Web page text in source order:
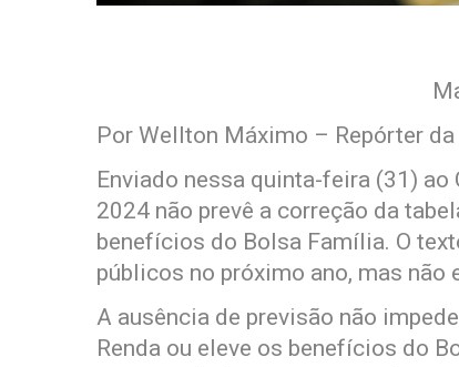
Por Wellton Máximo – Repórter
Enviado nessa quinta-feira (31)
2024 não prevê a correção da
benefícios do Bolsa Família. O
públicos no próximo ano, mas não
A ausência de previsão não
Renda ou eleve os benefícios do